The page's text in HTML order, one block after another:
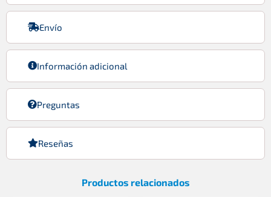
Envío
Información adicional
Preguntas
Reseñas
Productos relacionados